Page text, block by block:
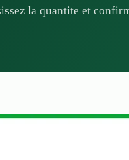
la quantite et